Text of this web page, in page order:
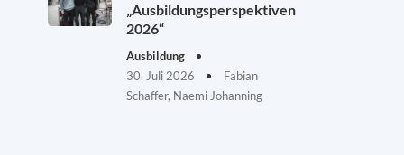
„Ausbildungsperspektiven
2026“
Ausbildung
30. Juli 2026
Fabian
Schaffer, Naemi Johanning